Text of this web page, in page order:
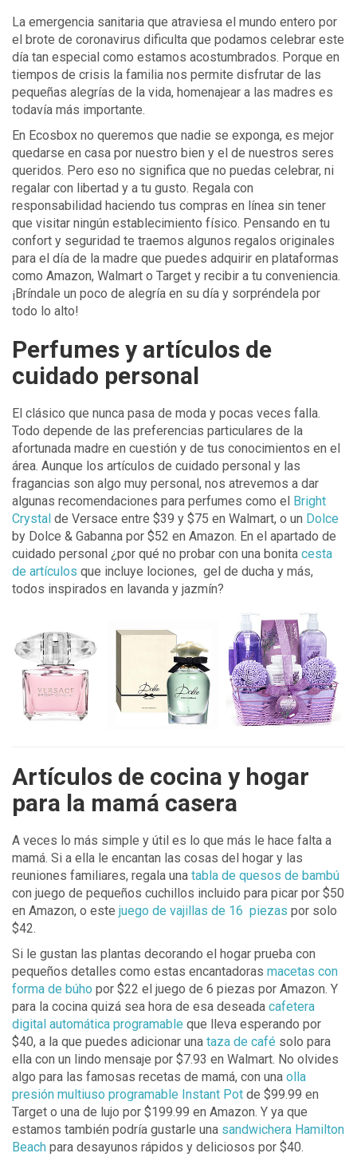
La emergencia sanitaria que atraviesa el mundo entero por
el brote de coronavirus dificulta que podamos celebrar este
día tan especial como estamos acostumbrados. Porque en
tiempos de crisis la familia nos permite disfrutar de las
pequeñas alegrías de la vida, homenajear a las madres es
todavía más importante.
En Ecosbox no queremos que nadie se exponga, es mejor
quedarse en casa por nuestro bien y el de nuestros seres
queridos. Pero eso no significa que no puedas celebrar, ni
regalar con libertad y a tu gusto. Regala con
responsabilidad haciendo tus compras en línea sin tener
que visitar ningún establecimiento físico. Pensando en tu
confort y seguridad te traemos algunos regalos originales
para el día de la madre que puedes adquirir en plataformas
como Amazon, Walmart o Target y recibir a tu conveniencia.
¡Bríndale un poco de alegría en su día y sorpréndela por
todo lo alto!
Perfumes y artículos de
cuidado personal
El clásico que nunca pasa de moda y pocas veces falla.
Todo depende de las preferencias particulares de la
afortunada madre en cuestión y de tus conocimientos en el
área. Aunque los artículos de cuidado personal y las
fragancias son algo muy personal, nos atrevemos a dar
algunas recomendaciones para perfumes como el Bright
Crystal de Versace entre $39 y $75 en Walmart, o un Dolce
by Dolce & Gabanna por $52 en Amazon. En el apartado de
cuidado personal ¿por qué no probar con una bonita cesta
de artículos que incluye lociones, gel de ducha y más,
todos inspirados en lavanda y jazmín?
Artículos de cocina y hogar
para la mamá casera
A veces lo más simple y útil es lo que más le hace falta a
mamá. Si a ella le encantan las cosas del hogar y las
reuniones familiares, regala una tabla de quesos de bambú
con juego de pequeños cuchillos incluido para picar por $50
en Amazon, o este juego de vajillas de 16 piezas por solo
$42.
Si le gustan las plantas decorando el hogar prueba con
pequeños detalles como estas encantadoras macetas con
forma de búho por $22 el juego de 6 piezas por Amazon. Y
para la cocina quizá sea hora de esa deseada cafetera
digital automática programable que lleva esperando por
$40, a la que puedes adicionar una taza de café solo para
ella con un lindo mensaje por $7.93 en Walmart. No olvides
algo para las famosas recetas de mamá, con una olla
presión multiuso programable Instant Pot de $99.99 en
Target o una de lujo por $199.99 en Amazon. Y ya que
estamos también podría gustarle una sandwichera Hamilton
Beach para desayunos rápidos y deliciosos por $40.